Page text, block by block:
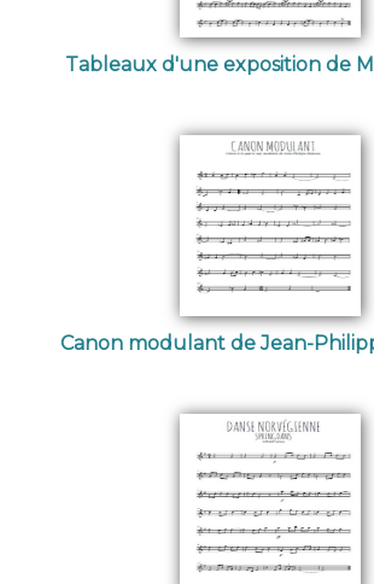
Tableaux d'une exposition de
Canon modulant de Jean-